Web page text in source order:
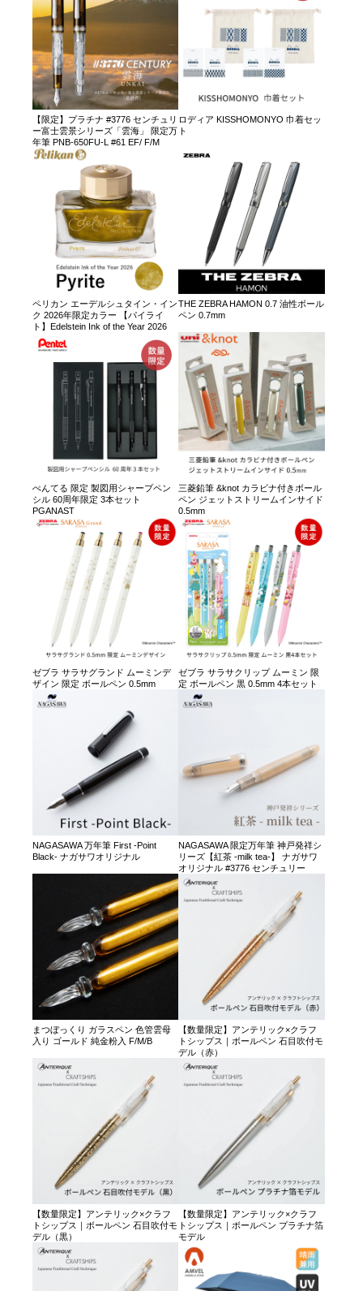
【限定】プラチナ #3776 センチュリ
ー富士雲景シリーズ「雲海」 限定万
年筆 PNB-650FU-L #61 EF/ F/M
ロディア KISSHOMONYO 巾着セッ
ト
ペリカン エーデルシュタイン・イン
ク 2026年限定カラー 【パイライ
ト】Edelstein Ink of the Year 2026
THE ZEBRA HAMON 0.7 油性ボール
ペン 0.7mm
ぺんてる 限定 製図用シャープペン
シル 60周年限定 3本セット
PGANAST
三菱鉛筆 &knot カラビナ付きボール
ペン ジェットストリームインサイド
0.5mm
ゼブラ サラサグランド ムーミンデ
ザイン 限定 ボールペン 0.5mm
ゼブラ サラサクリップ ムーミン 限
定 ボールペン 黒 0.5mm 4本セット
NAGASAWA 万年筆 First -Point
Black- ナガサワオリジナル
NAGASAWA 限定万年筆 神戸発祥シ
リーズ【紅茶 -milk tea-】 ナガサワ
オリジナル #3776 センチュリー
まつぼっくり ガラスペン 色管雲母
入り ゴールド 純金粉入 F/M/B
【数量限定】アンテリック×クラフ
トシップス｜ボールペン 石目吹付モ
デル（赤）
【数量限定】アンテリック×クラフ
トシップス｜ボールペン 石目吹付モ
デル（黒）
【数量限定】アンテリック×クラフ
トシップス｜ボールペン プラチナ箔
モデル